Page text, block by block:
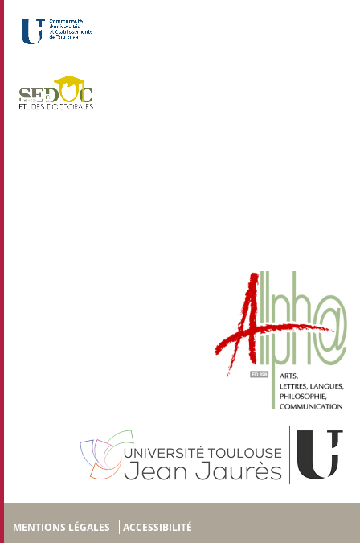
MENTIONS LÉGALES ACCESSIBILITÉ